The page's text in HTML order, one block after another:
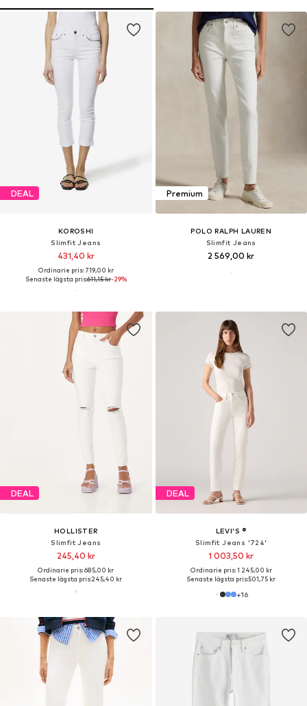
DEAL
KOROSHI
Slimfit Jeans
431,40 kr
Ordinarie pris: 719,00 kr
Senaste lägsta pris:611,15 kr-29%
Premium
POLO RALPH LAUREN
Slimfit Jeans
2 569,00 kr
DEAL
HOLLISTER
Slimfit Jeans
245,40 kr
Ordinarie pris: 685,00 kr
Senaste lägsta pris:245,40 kr
DEAL
LEVI'S ®
Slimfit Jeans '724'
1 003,50 kr
Ordinarie pris: 1 245,00 kr
Senaste lägsta pris:501,75 kr
+16